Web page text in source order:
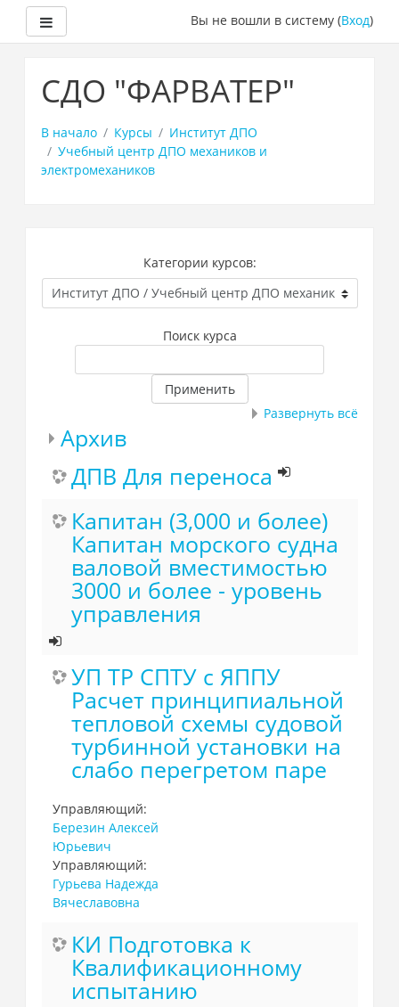
основному
содержанию
Вы не вошли в систему (Вход)
СДО "ФАРВАТЕР"
В начало Курсы
Институт ДПО
Учебный центр ДПО механиков и
электромехаников
Категории курсов:
Поиск курса
Применить
Развернуть всё
Архив
ДПВ Для переноса
Капитан (3,000 и более)
Капитан морского судна
валовой вместимостью
3000 и более - уровень
управления
УП ТР СПТУ с ЯППУ
Расчет принципиальной
тепловой схемы судовой
турбинной установки на
слабо перегретом паре
Управляющий:
Березин Алексей
Юрьевич
Управляющий:
Гурьева Надежда
Вячеславовна
КИ Подготовка к
Квалификационному
испытанию